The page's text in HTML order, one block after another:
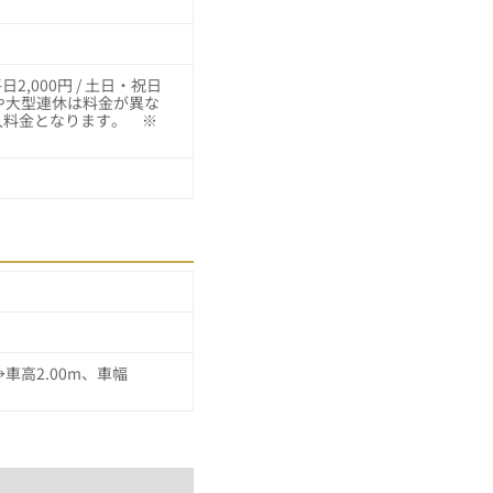
2,000円 / 土日・祝日
連休は料金が異な
金となります。 ※
高2.00m、車幅